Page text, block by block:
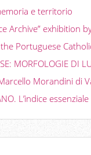
e territorio
Archive” exhibition
Portuguese
MORFOLOGIE DI
Morandini di
L’indice